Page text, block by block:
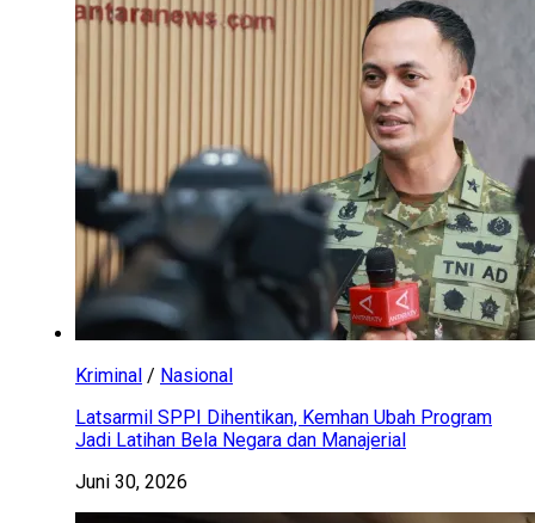
Kriminal / Nasional
Latsarmil SPPI Dihentikan, Kemhan Ubah Program
Jadi Latihan Bela Negara dan Manajerial
Juni 30, 2026